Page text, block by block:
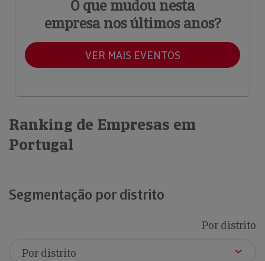
O que mudou nesta
empresa nos últimos anos?
VER MAIS EVENTOS
Ranking de Empresas em
Portugal
Segmentação por distrito
Por distrito